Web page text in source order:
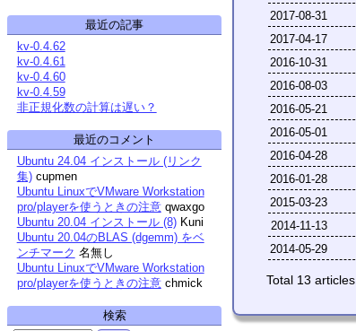
2017-08-31
2017-04-17
2016-10-31
2016-08-03
2016-05-21
2016-05-01
2016-04-28
2016-01-28
2015-03-23
2014-11-13
2014-05-29
Total 13 articles.
最近の記事
kv-0.4.62
kv-0.4.61
kv-0.4.60
kv-0.4.59
非正規化数の計算は遅い？
最近のコメント
Ubuntu 24.04 インストール (リンク
集) cupmen
Ubuntu LinuxでVMware Workstation
pro/playerを使うときの注意 qwaxgo
Ubuntu 20.04 インストール (8) Kuni
Ubuntu 20.04のBLAS (dgemm) をベ
ンチマーク 名無し
Ubuntu LinuxでVMware Workstation
pro/playerを使うときの注意 chmick
検索